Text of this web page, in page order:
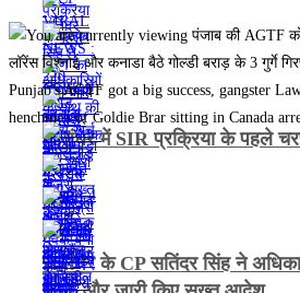
जालंधर में SIR प्रक्रिया के पहले
जालंधर के CP सतिंदर सिंह ने
Punjab's AGTF got a big success, gangster
henchmen of Goldie Brar sitting in Canada